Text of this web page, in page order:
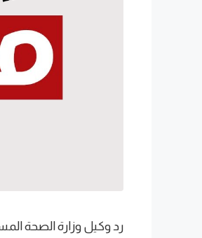
رد وكيل وزارة الصحة